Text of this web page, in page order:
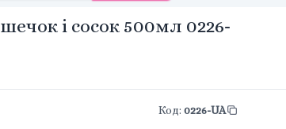
і сосок 500мл 0226-
Код: 0226-UA